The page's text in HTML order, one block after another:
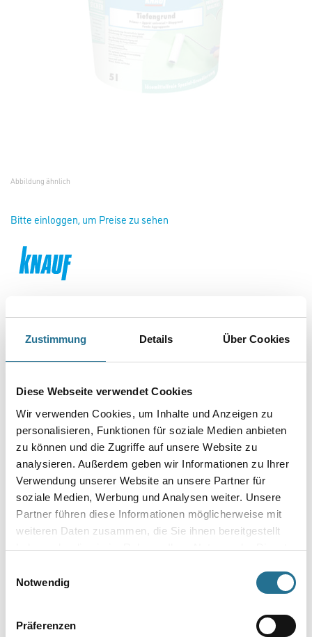
Zustimmung Details Über Cookies
Diese Webseite verwendet Cookies
Wir verwenden Cookies, um Inhalte und Anzeigen zu
personalisieren, Funktionen für soziale Medien anbieten
zu können und die Zugriffe auf unsere Website zu
analysieren. Außerdem geben wir Informationen zu Ihrer
Verwendung unserer Website an unsere Partner für
soziale Medien, Werbung und Analysen weiter. Unsere
Partner führen diese Informationen möglicherweise mit
weiteren Daten zusammen, die Sie ihnen bereitgestellt
haben oder die sie im Rahmen Ihrer Nutzung der Dienste
Notwendig
Präferenzen
Abbildung ähnlich
Bitte einloggen, um Preise zu sehen
Umrechnungsfaktoren
PRODUKTEIGENSCHAFTEN